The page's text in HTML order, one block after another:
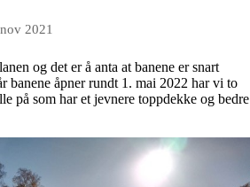
2021
og det er å anta at banene er snart
banene åpner rundt 1. mai 2022 har vi to
på som har et jevnere toppdekke og bedre